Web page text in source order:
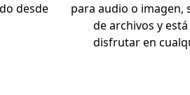
desde
para audio o imagen,
de archivos y
disfrutar en